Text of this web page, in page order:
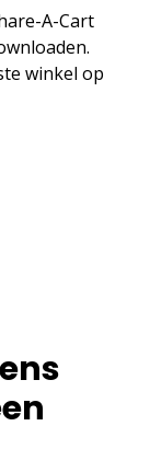
A-Cart
winkel op